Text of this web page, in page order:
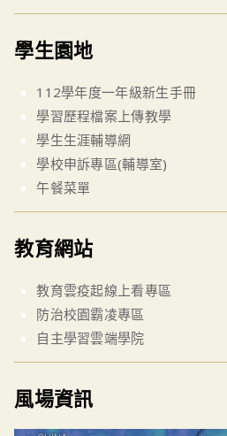
學生園地
112學年度一年級新生手冊
學習歷程檔案上傳教學
學生生涯輔導網
學校申訴專區(輔導室)
午餐菜單
教育網站
教育雲疫起線上看專區
防治校園霸凌專區
自主學習雲端學院
風場資訊